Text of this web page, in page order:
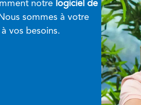
notre logiciel de
sommes à votre
vos besoins.